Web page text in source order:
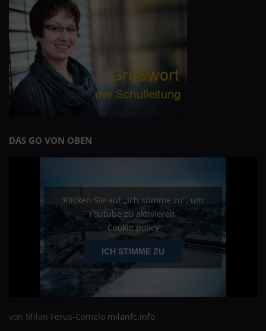
DAS GO VON OBEN
Klicken Sie auf „Ich stimme zu“, um
Youtube zu aktivieren
Cookie policy
ICH STIMME ZU
von Milan Ferus-Comelo milanfc.info